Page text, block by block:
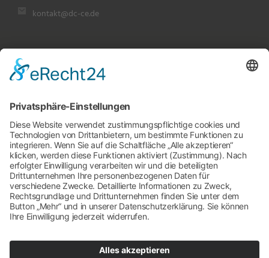
kontakt@dc-ce.de
Impressum
Cookie-Einstellungen
Kontakt
Rückruf-Service
Schreiben Sie uns
Zertifizierungen